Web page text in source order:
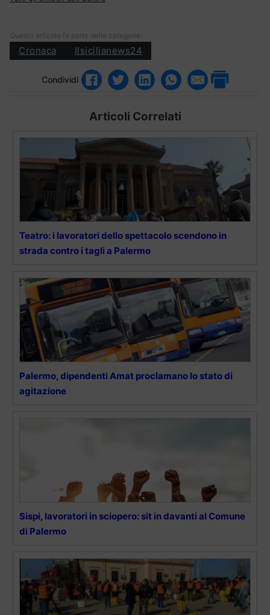
Questo articolo fa parte delle categorie:
Cronaca Ilsicilianews24
Condividi
Articoli Correlati
Teatro: i lavoratori dello spettacolo scendono in
strada contro i tagli a Palermo
Palermo, dipendenti Amat proclamano lo stato di
agitazione
Sispi, lavoratori in sciopero: sit in davanti al Comune
di Palermo